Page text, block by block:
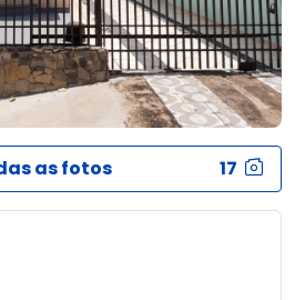
as fotos 17